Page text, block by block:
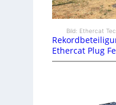
Bild: Ethercat
Ethercat Plug